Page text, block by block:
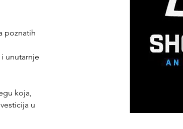
poznatih
unutarnje
koja,
u